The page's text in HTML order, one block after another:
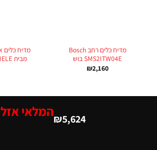
מדיח כלים ‏רחב Bosch
SMS2ITW04E בוש
₪2,160
מבית MIELE דגם G7150SCVI
₪5,624 המלאי אזל